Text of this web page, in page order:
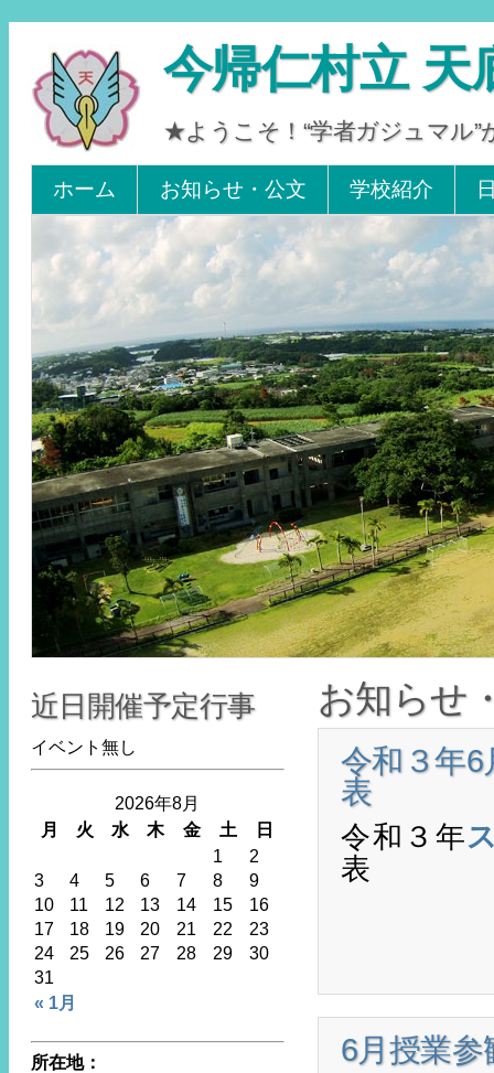
今帰仁村立 天
★ようこそ！“学者ガジュマル
Tel 0980-56-2405. Fax 0980-56-2242
ホーム お知らせ・公文 学校紹介
お知らせ
令和３年
表
令和３年
表
6月授業参
近日開催予定行事
イベント無し
2026年8月
月
火 水 木 金 土 日
« 1月
1
2
3
4 5 6 7 8
9
10
11 12 13 14 15
16
17
18 19 20 21 22
23
24
25 26 27 28 29
30
31
所在地：